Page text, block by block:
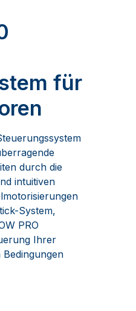
für
durch die
intuitiven
System,
PRO
Ihrer